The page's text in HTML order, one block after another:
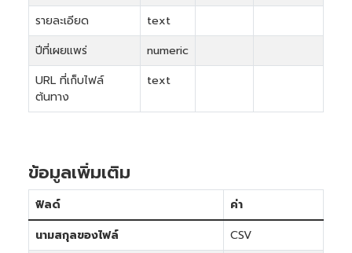
รายละเอียด
text
ปีที่เผยแพร่
numeric
URL ที่เก็บไฟล์
ต้นทาง
text
ข้อมูลเพิ่มเติม
ฟิลด์
ค่า
นามสกุลของไฟล์
CSV